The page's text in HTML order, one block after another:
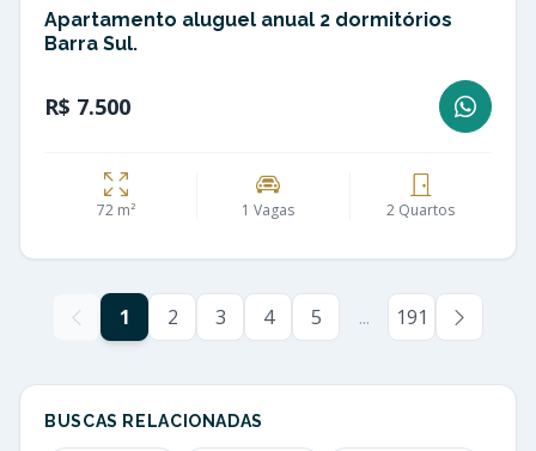
Apartamento aluguel anual 2 dormitórios
Barra Sul.
R$ 7.500
72 m² 1 Vagas 2 Quartos
1 2 3 4 5 ... 191
BUSCAS RELACIONADAS